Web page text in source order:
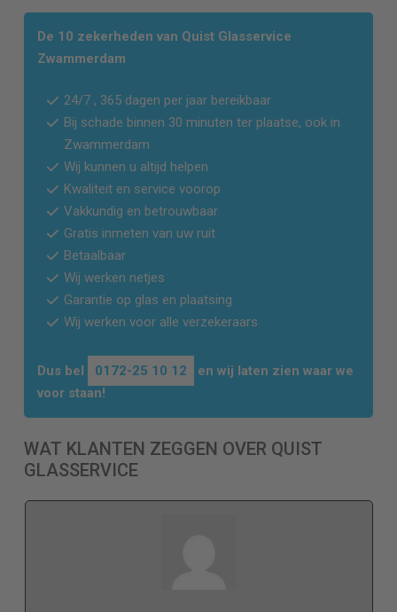
De 10 zekerheden van Quist Glasservice
Zwammerdam
24/7 , 365 dagen per jaar bereikbaar
Bij schade binnen 30 minuten ter plaatse, ook in
Zwammerdam
Wij kunnen u altijd helpen
Kwaliteit en service voorop
Vakkundig en betrouwbaar
Gratis inmeten van uw ruit
Betaalbaar
Wij werken netjes
Garantie op glas en plaatsing
Wij werken voor alle verzekeraars
Dus bel 0172-25 10 12
en wij laten zien waar we
voor staan!
WAT KLANTEN ZEGGEN OVER QUIST
GLASSERVICE